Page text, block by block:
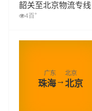
韶关至北京物流专线
4百+
广东
珠海→
北京
北京